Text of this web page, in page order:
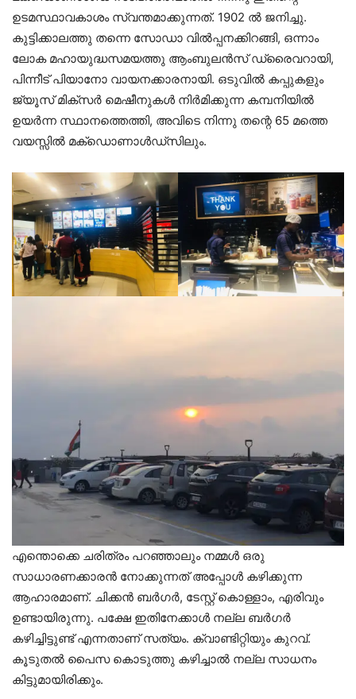
ഉടമസ്ഥാവകാശം സ്വന്തമാക്കുന്നത്. 1902 ൽ ജനിച്ചു.
കുട്ടിക്കാലത്തു തന്നെ സോഡാ വിൽപ്പനക്കിറങ്ങി, ഒന്നാം
ലോക മഹായുദ്ധസമയത്തു ആംബുലൻസ് ഡ്രൈവറായി,
പിന്നീട് പിയാനോ വായനക്കാരനായി. ഒടുവിൽ കപ്പുകളും
ജ്യൂസ് മിക്സർ മെഷീനുകൾ നിർമിക്കുന്ന കമ്പനിയിൽ
ഉയർന്ന സ്ഥാനത്തെത്തി, അവിടെ നിന്നു തന്റെ 65 മത്തെ
വയസ്സിൽ മക്‌ഡൊണാൾഡ്സിലും.
എന്തൊക്കെ ചരിത്രം പറഞ്ഞാലും നമ്മൾ ഒരു
സാധാരണക്കാരൻ നോക്കുന്നത് അപ്പോൾ കഴിക്കുന്ന
ആഹാരമാണ്. ചിക്കൻ ബർഗർ, ടേസ്റ്റ് കൊള്ളാം, എരിവും
ഉണ്ടായിരുന്നു. പക്ഷേ ഇതിനേക്കാൾ നല്ല ബർഗർ
കഴിച്ചിട്ടുണ്ട് എന്നതാണ് സത്യം. ക്വാണ്ടിറ്റിയും കുറവ്.
കൂടുതൽ പൈസ കൊടുത്തു കഴിച്ചാൽ നല്ല സാധനം
കിട്ടുമായിരിക്കും.